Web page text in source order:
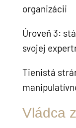
organizácii
Úroveň 3:
svojej
Tienistá
Vládca